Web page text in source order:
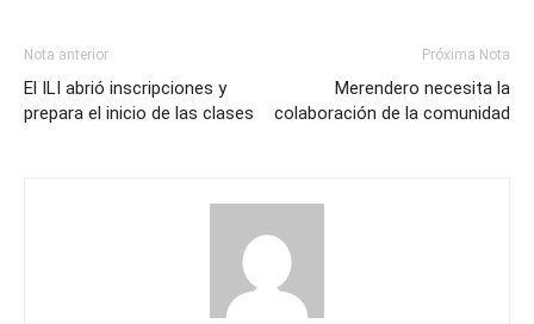
Nota anterior
El ILI abrió inscripciones y
prepara el inicio de las clases
Próxima Nota
Merendero necesita la
colaboración de la comunidad